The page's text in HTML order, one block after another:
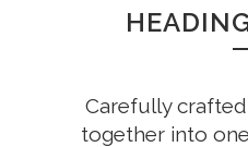
Carefully
together into